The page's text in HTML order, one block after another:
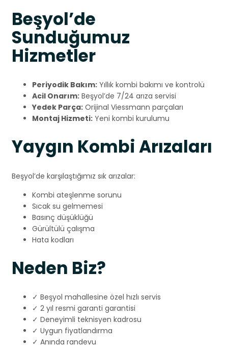
Beşyol’de
Sunduğumuz
Hizmetler
Periyodik Bakım: Yıllık kombi bakımı ve kontrolü
Acil Onarım: Beşyol’de 7/24 arıza servisi
Yedek Parça: Orijinal Viessmann parçaları
Montaj Hizmeti: Yeni kombi kurulumu
Yaygın Kombi Arızaları
Beşyol’de karşılaştığımız sık arızalar:
Kombi ateşlenme sorunu
Sıcak su gelmemesi
Basınç düşüklüğü
Gürültülü çalışma
Hata kodları
Neden Biz?
✓ Beşyol mahallesine özel hızlı servis
✓ 2 yıl resmi garanti garantisi
✓ Deneyimli teknisyen kadrosu
✓ Uygun fiyatlandırma
✓ Anında randevu